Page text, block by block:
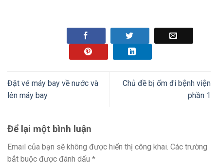
Đặt vé máy bay về nước và
lên máy bay
Chủ đề bị ốm đi bệnh viện
phần 1
Để lại một bình luận
Email của bạn sẽ không được hiển thị công khai. Các trường
bắt buộc được đánh dấu *